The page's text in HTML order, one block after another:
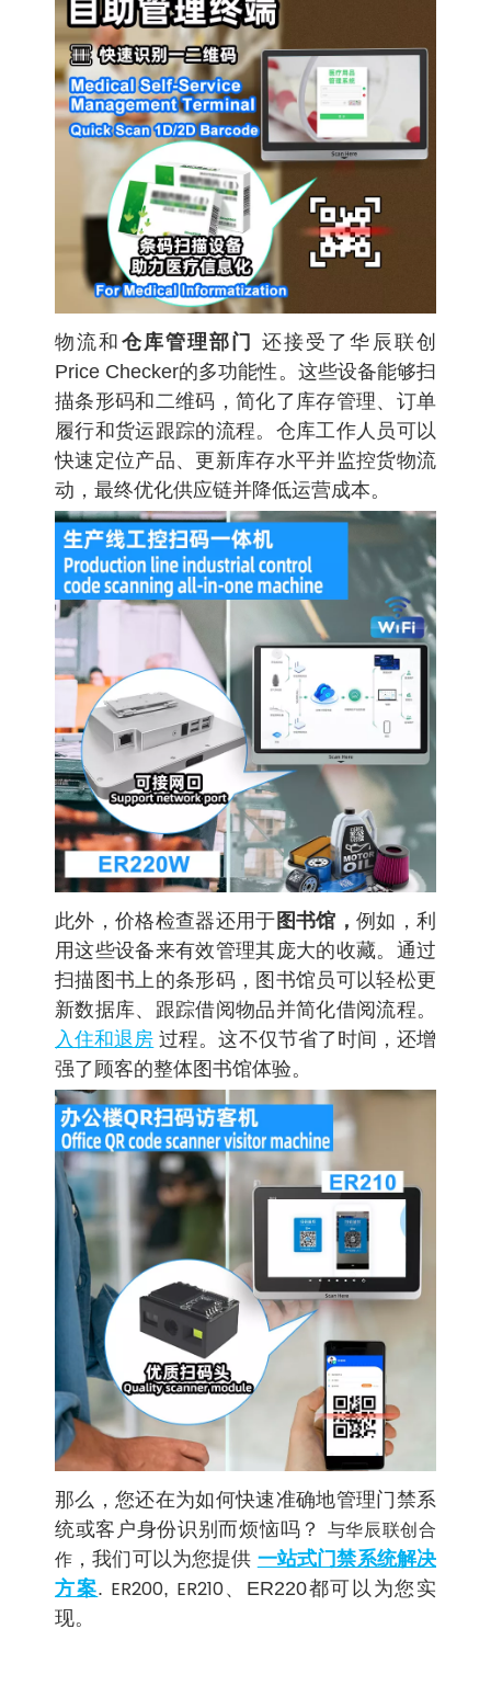
物流和 仓库管理部门
还接受了华辰联创
Price Checker的多功能性。这些设备能够扫
描条形码和二维码，简化了库存管理、订单
履行和货运跟踪的流程。仓库工作人员可以
快速定位产品、更新库存水平并监控货物流
动，最终优化供应链并降低运营成本。
此外，价格检查器还用于 图书馆，例如，利
用这些设备来有效管理其庞大的收藏。通过
扫描图书上的条形码，图书馆员可以轻松更
新数据库、跟踪借阅物品并简化借阅流程。
入住和退房 过程。这不仅节省了时间，还增
强了顾客的整体图书馆体验。
那么，您还在为如何快速准确地管理门禁系
统或客户身份识别而烦恼吗？ 与华辰联创合
作 ，我们可以为您提供 一站式门禁系统解决
方案. ER200, ER210、ER220都可以为您实
现。